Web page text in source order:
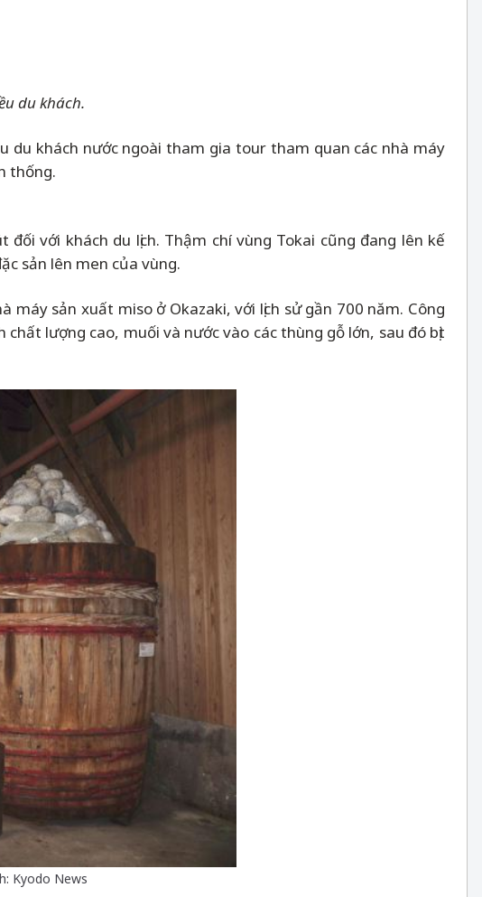
du khách.
du khách nước ngoài tham gia tour tham quan các nhà máy
thống.
với khách du lịch. Thậm chí vùng Tokai cũng đang lên kế
sản lên men của vùng.
sản xuất miso ở Okazaki, với lịch sử gần 700 năm. Công
lượng cao, muối và nước vào các thùng gỗ lớn, sau đó bịt
Kyodo News